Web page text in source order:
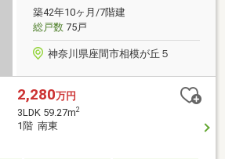
・ ボウル一体型カウンター等
築42年10ヶ月/7階建
総戸数75戸
神奈川県座間市相模が丘５
2,280万円
3LDK 59.27m2
1階 南東